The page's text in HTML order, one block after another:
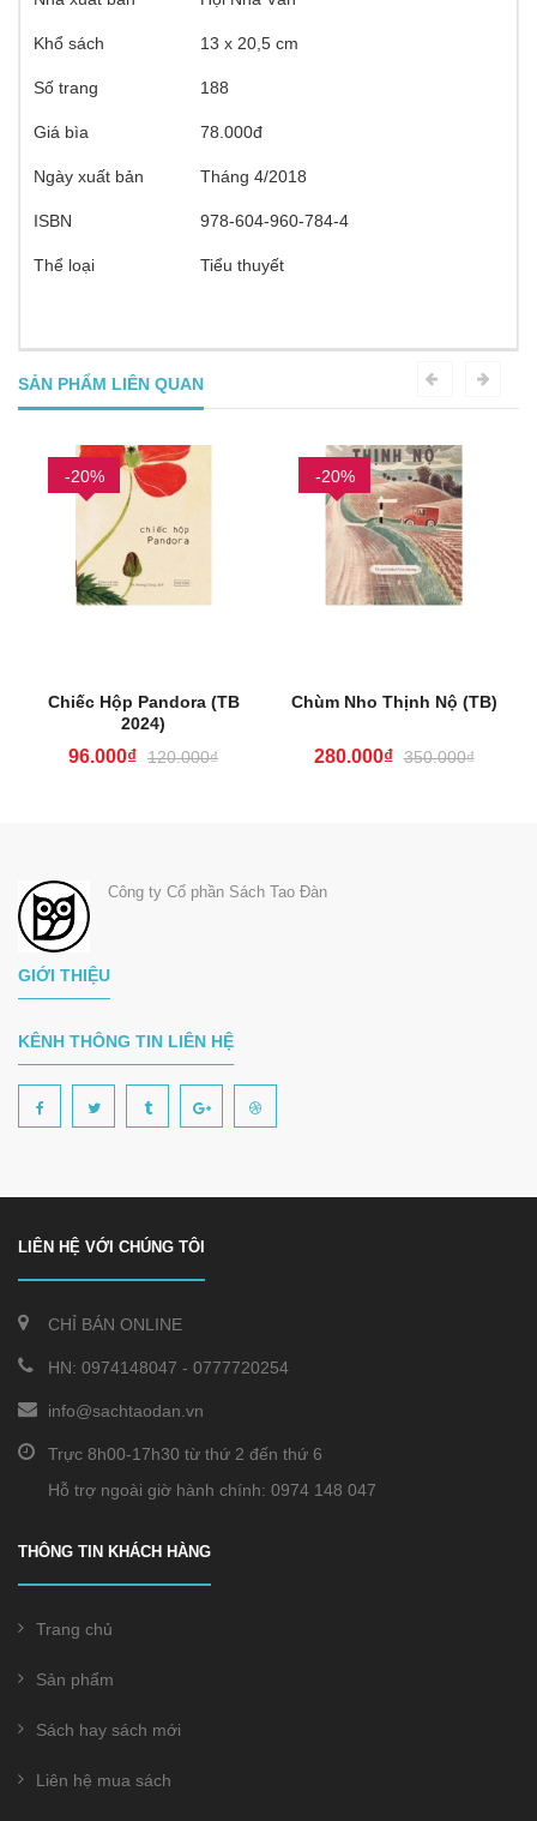
Khổ sách 13 x 20,5 cm
Số trang 188
Giá bìa 78.000đ
Ngày xuất bản Tháng 4/2018
ISBN 978-604-960-784-4
Thể loại Tiểu thuyết
SẢN PHẨM LIÊN QUAN
-20%
Chiếc Hộp Pandora (TB
2024)
96.000₫ 120.000₫
-20%
Chùm Nho Thịnh Nộ (TB)
280.000₫ 350.000₫
GIỚI THIỆU
Công ty Cổ phần Sách Tao Đàn
KÊNH THÔNG TIN LIÊN HỆ
LIÊN HỆ VỚI CHÚNG TÔI
CHỈ BÁN ONLINE
HN: 0974148047 - 0777720254
info@sachtaodan.vn
Trực 8h00-17h30 từ thứ 2 đến thứ 6
Hỗ trợ ngoài giờ hành chính: 0974 148 047
THÔNG TIN KHÁCH HÀNG
Trang chủ
Sản phẩm
Sách hay sách mới
Liên hệ mua sách